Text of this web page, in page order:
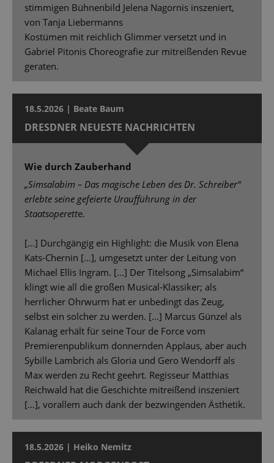
stimmigen Bühnenbild Jelena Nagornis inszeniert,
von Tanja Liebermanns
Kostümen mit reichlich Glimmer versetzt und in
Gabriel Pitonis Choreografie zur mitreißenden Revue
geraten.
18.5.2026 | Beate Baum
DRESDNER NEUESTE NACHRICHTEN
Wie durch Zauberhand
„Simsalabim – Das magische Leben des Dr. Schreiber“
erlebte seine gefeierte Uraufführung in der
Staatsoperette.
[…] Durchgängig ein Highlight: die Musik von Elena
Kats-Chernin […], umgesetzt unter der Leitung von
Michael Ellis Ingram. […] Der Titelsong „Simsalabim“
klingt wie all die großen Musical-Klassiker; als
herrlicher Ohrwurm hat er unbedingt das Zeug,
selbst ein solcher zu werden. […] Marcus Günzel als
Kalanag erhält für seine Tour de Force vom
Premierenpublikum donnernden Applaus, aber auch
Sybille Lambrich als Gloria und Gero Wendorff als
Max werden zu Recht geehrt. Regisseur Matthias
Reichwald hat die Geschichte mitreißend inszeniert
[…], vorallem auch dank der bezwingenden Ästhetik.
18.5.2026 | Heiko Nemitz